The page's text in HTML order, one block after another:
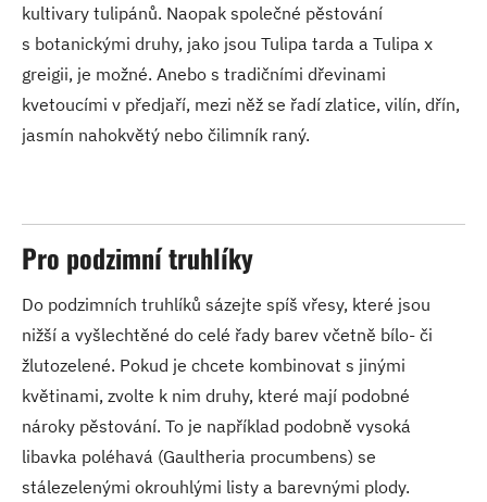
kultivary tulipánů. Naopak společné pěstování
s botanickými druhy, jako jsou Tulipa tarda a Tulipa x
greigii, je možné. Anebo s tradičními dřevinami
kvetoucími v předjaří, mezi něž se řadí zlatice, vilín, dřín,
jasmín nahokvětý nebo čilimník raný.
Pro podzimní truhlíky
Do podzimních truhlíků sázejte spíš vřesy, které jsou
nižší a vyšlechtěné do celé řady barev včetně bílo- či
žlutozelené. Pokud je chcete kombinovat s jinými
květinami, zvolte k nim druhy, které mají podobné
nároky pěstování. To je například podobně vysoká
libavka poléhavá (Gaultheria procumbens) se
stálezelenými okrouhlými listy a barevnými plody.